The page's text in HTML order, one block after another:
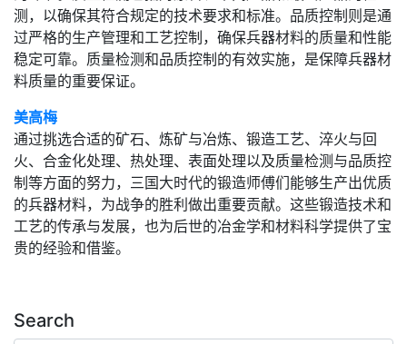
测，以确保其符合规定的技术要求和标准。品质控制则是通
过严格的生产管理和工艺控制，确保兵器材料的质量和性能
稳定可靠。质量检测和品质控制的有效实施，是保障兵器材
料质量的重要保证。
美高梅
通过挑选合适的矿石、炼矿与冶炼、锻造工艺、淬火与回
火、合金化处理、热处理、表面处理以及质量检测与品质控
制等方面的努力，三国大时代的锻造师傅们能够生产出优质
的兵器材料，为战争的胜利做出重要贡献。这些锻造技术和
工艺的传承与发展，也为后世的冶金学和材料科学提供了宝
贵的经验和借鉴。
Search